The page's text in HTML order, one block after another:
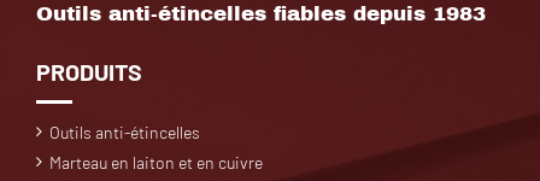
Outils anti-étincelles fiables depuis 1983
PRODUITS
Outils anti-étincelles
Marteau en laiton et en cuivre